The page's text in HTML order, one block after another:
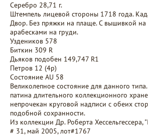
Серебро 28,71 г.
Штемпель лицевой стороны 1718 года.
Двор. Без пряжки на плаще. С вышивкой на
арабесками на груди.
Уздеников 578
Биткин 309 R
Дьяков подобен 149,747 R1
Петров 12 (4р)
Состояние AU 58
Великолепное состояние для данного типа.
патина длительного коллекционного
непрочекан круговой надписи с обеих
подобной сохранности.
Из коллекции Др. Роберта
# 31, май 2005, лот#1767